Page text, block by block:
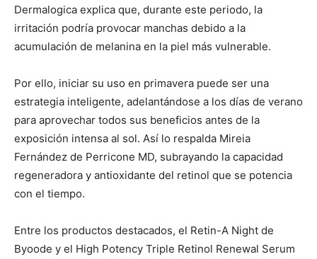
Dermalogica explica que, durante este periodo, la
irritación podría provocar manchas debido a la
acumulación de melanina en la piel más vulnerable.
Por ello, iniciar su uso en primavera puede ser una
estrategia inteligente, adelantándose a los días de verano
para aprovechar todos sus beneficios antes de la
exposición intensa al sol. Así lo respalda Mireia
Fernández de Perricone MD, subrayando la capacidad
regeneradora y antioxidante del retinol que se potencia
con el tiempo.
Entre los productos destacados, el Retin-A Night de
Byoode y el High Potency Triple Retinol Renewal Serum